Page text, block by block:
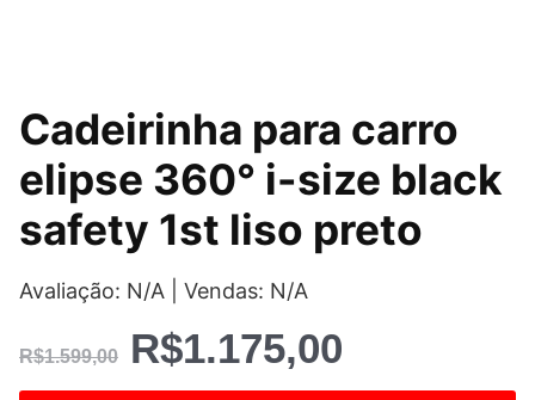
Cadeirinha para carro
elipse 360° i-size black
safety 1st liso preto
Avaliação: N/A | Vendas: N/A
R$1.599,00
O
preço
original
era:
R$1.599,00.
R$1.175,00
O
preço
atual
é: